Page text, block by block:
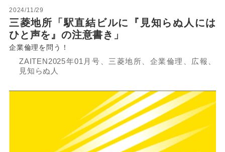
2024/11/29
三菱地所「駅直結ビルに『見知らぬ人には
ひと声を』の注意書き」
企業倫理を問う！
ZAITEN2025年01月号、三菱地所、企業倫理、広報、
見知らぬ人